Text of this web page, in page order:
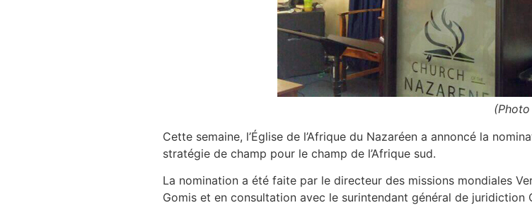
Cette semaine, l’Église de l’Afrique du Nazaréen a annoncé la
stratégie de champ pour le champ de l’Afrique sud.
La nomination a été faite par le directeur des missions mondiales
Gomis et en consultation avec le surintendant général de juridiction